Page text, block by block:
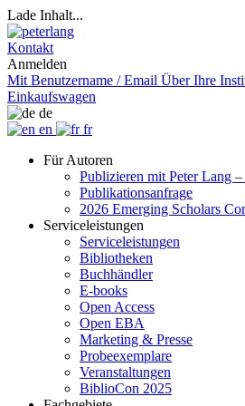
Lade Inhalt...
Kontakt
Anmelden
Mit Benutzername / Email Über Ihre
Einkaufswagen
de
en
fr
Für Autoren
Publizieren mit Peter Lang
Publikationsanfrage
2026 Emerging Scholars
Serviceleistungen
Serviceleistungen
Bibliotheken
Buchhändler
E-books
Open Access
Open EBA
Marketing & Presse
Probeexemplare
Veranstaltungen
BiblioCon 2025